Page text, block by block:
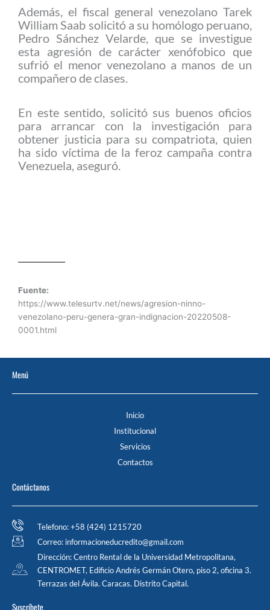
Además, el fiscal general venezolano Tarek
William Saab solicitó a su homólogo peruano,
Pedro Sánchez Velarde, que se investigue
esta agresión de carácter xenófobico que
sufrió el menor venezolano a manos de un
compañero de clases.
En este sentido, solicitó sus buenos oficios
para arrancar con la investigación para
obtener justicia para su compatriota, quien
ha sido víctima de la feroz campaña contra
Venezuela, aseguró.
Fuente:
https://www.telesurtv.net/news/agresion-ninno-
venezolano-peru-genera-gran-indignacion-20220508-
0001.html
Menú
Inicio
Institucional
Servicios
Contactos
Contáctanos
Telefono: +58 (424) 1215720
Correo: informacioneducredito@gmail.com
Dirección: Centro Rental de la Universidad Metropolitana,
CENTROMET, Edificio Andrés Germán Otero, piso 2, oficina 3.
Terrazas del Ávila. Caracas. Distrito Capital.
Suscríbete